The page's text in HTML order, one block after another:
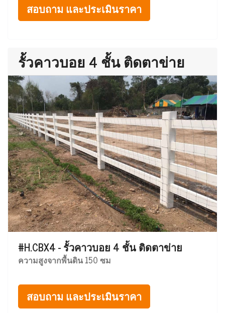
สอบถาม และประเมินราคา
รั้วคาวบอย 4 ชั้น ติดตาข่าย
#H.CBX4 - รั้วคาวบอย 4 ชั้น ติดตาข่าย
ความสูงจากพื้นดิน 150 ซม
สอบถาม และประเมินราคา